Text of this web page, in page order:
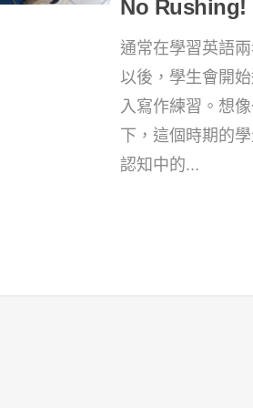
No Rushing!
通常在學習英語
以後，學生會開
入寫作練習。想
下，這個時期的
認知中的...